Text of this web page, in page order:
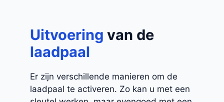
Uitvoering van de
laadpaal
Er zijn verschillende manieren om de
laadpaal te activeren. Zo kan u met een